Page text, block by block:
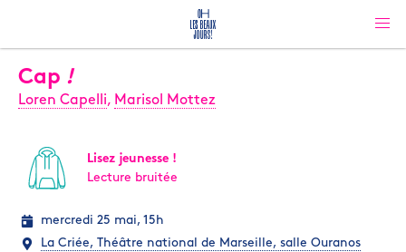
Cap !
Loren Capelli, Marisol Mottez
Lisez jeunesse !
Lecture bruitée
mercredi 25 mai, 15h
La Criée, Théâtre national de Marseille, salle Ouranos